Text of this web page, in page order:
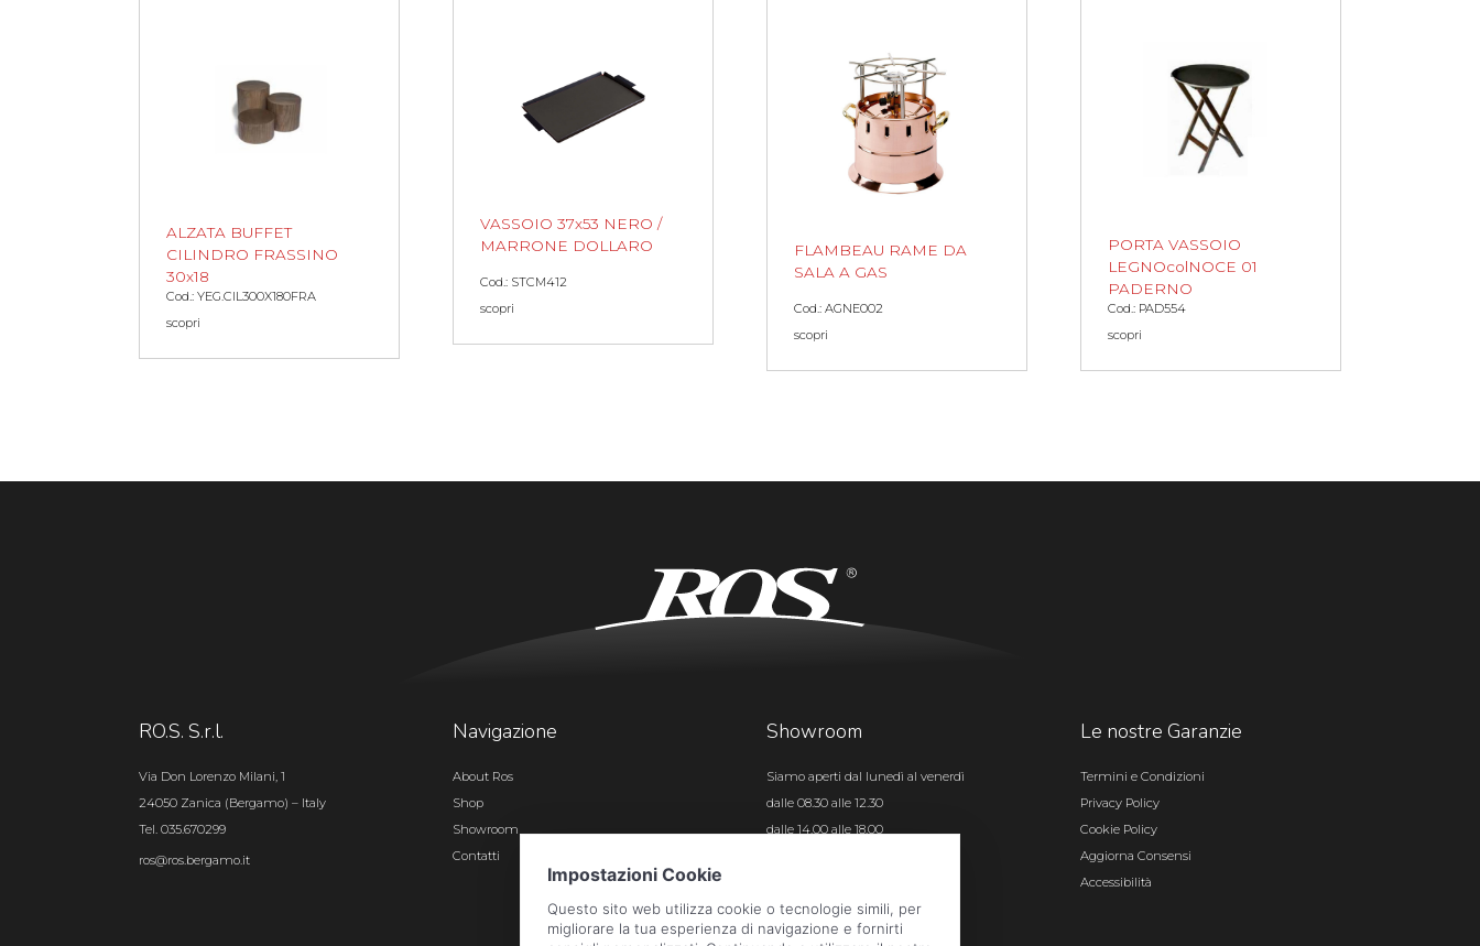
ALZATA BUFFET
CILINDRO FRASSINO
30x18
Cod.: YEG.CIL300X180FRA
scopri
VASSOIO 37x53 NERO /
MARRONE DOLLARO
Cod.: STCM412
scopri
FLAMBEAU RAME DA
SALA A GAS
Cod.: AGNE002
scopri
PORTA VASSOIO
LEGNOcolNOCE 01
PADERNO
Cod.: PAD554
scopri
RO.S. S.r.l.
Via Don Lorenzo Milani, 1
24050 Zanica (Bergamo) – Italy
Tel. 035.670299
ros@ros.bergamo.it
Navigazione
About Ros
Shop
Showroom
Contatti
Showroom
Siamo aperti dal lunedì al venerdì
dalle 08.30 alle 12.30
dalle 14.00 alle 18.00
Le nostre Garanzie
Termini e Condizioni
Privacy Policy
Cookie Policy
Aggiorna Consensi
Accessibilità